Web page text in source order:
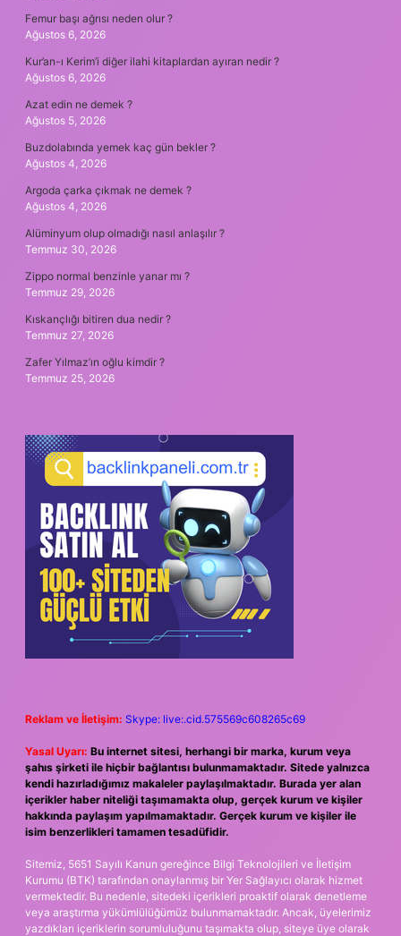
Femur başı ağrısı neden olur ?
Ağustos 6, 2026
Kur’an-ı Kerim’i diğer ilahi kitaplardan ayıran nedir ?
Ağustos 6, 2026
Azat edin ne demek ?
Ağustos 5, 2026
Buzdolabında yemek kaç gün bekler ?
Ağustos 4, 2026
Argoda çarka çıkmak ne demek ?
Ağustos 4, 2026
Alüminyum olup olmadığı nasıl anlaşılır ?
Temmuz 30, 2026
Zippo normal benzinle yanar mı ?
Temmuz 29, 2026
Kıskançlığı bitiren dua nedir ?
Temmuz 27, 2026
Zafer Yılmaz’ın oğlu kimdir ?
Temmuz 25, 2026
Reklam ve İletişim: Skype: live:.cid.575569c608265c69
Yasal Uyarı: Bu internet sitesi, herhangi bir marka, kurum veya
şahıs şirketi ile hiçbir bağlantısı bulunmamaktadır. Sitede yalnızca
kendi hazırladığımız makaleler paylaşılmaktadır. Burada yer alan
içerikler haber niteliği taşımamakta olup, gerçek kurum ve kişiler
hakkında paylaşım yapılmamaktadır. Gerçek kurum ve kişiler ile
isim benzerlikleri tamamen tesadüfidir.
Sitemiz, 5651 Sayılı Kanun gereğince Bilgi Teknolojileri ve İletişim
Kurumu (BTK) tarafından onaylanmış bir Yer Sağlayıcı olarak hizmet
vermektedir. Bu nedenle, sitedeki içerikleri proaktif olarak denetleme
veya araştırma yükümlülüğümüz bulunmamaktadır. Ancak, üyelerimiz
yazdıkları içeriklerin sorumluluğunu taşımakta olup, siteye üye olarak